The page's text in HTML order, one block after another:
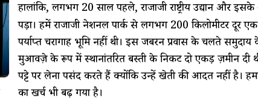
हालांकि, लगभग 20 साल पहले, राजाजी राष्ट्रीय उद्यान और
पड़ा। हमें राजाजी नेशनल पार्क से लगभग 200 किलोमीटर दूर
पर्याप्त चरागाह भूमि नहीं थी। इस जबरन प्रवास के चलते
मुआवज़े के रूप में स्थानांतरित बस्ती के निकट दो एकड़ ज़मीन
पट्टे पर लेना पसंद करते हैं क्योंकि उन्हें खेती की आदत नहीं है।
का खर्च भी बढ़ गया है।